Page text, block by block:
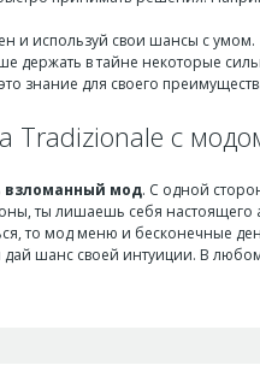
и используй свои шансы с умом.
держать в тайне некоторые
знание для своего
Tradizionale с
взломанный мод. С одной
ты лишаешь себя настоящего
то мод меню и бесконечные
шанс своей интуиции. В